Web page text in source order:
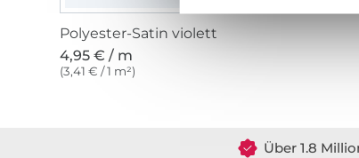
Polyester-Satin violett
4,95 € / m
(3,41 € / 1 m²)
Über 1.8